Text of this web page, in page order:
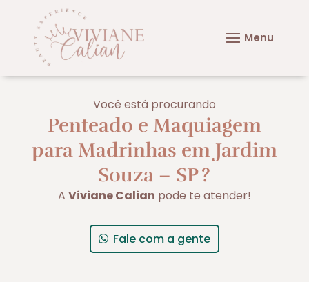
Você está procurando
Penteado e Maquiagem
para Madrinhas em Jardim
Souza – SP?
A Viviane Calian pode te atender!
Fale com a gente